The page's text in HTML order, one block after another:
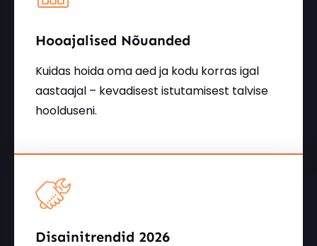
Hooajalised Nõuanded
Kuidas hoida oma aed ja kodu korras igal
aastaajal – kevadisest istutamisest talvise
hoolduseni.
Disainitrendid 2026